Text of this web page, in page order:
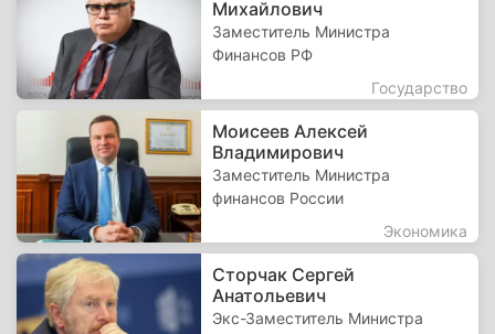
Михайлович
Заместитель Министра
Финансов РФ
Государство
Моисеев Алексей
Владимирович
Заместитель Министра
финансов России
Экономика
Сторчак Сергей
Анатольевич
Экс-Заместитель Министра